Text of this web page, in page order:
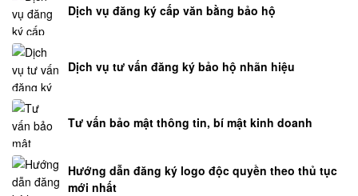
Dịch vụ đăng ký cấp văn bằng bảo hộ
Dịch vụ tư vấn đăng ký bảo hộ nhãn hiệu
Tư vấn bảo mật thông tin, bí mật kinh doanh
Hướng dẫn đăng ký logo độc quyền theo thủ tục
mới nhất